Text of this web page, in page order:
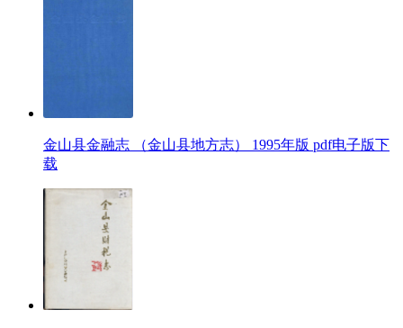
金山县金融志 （金山县地方志） 1995年版 pdf电子版下
载